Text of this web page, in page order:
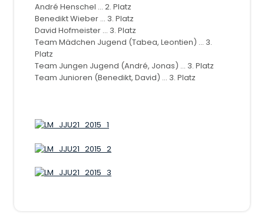
André Henschel ... 2. Platz
Benedikt Wieber ... 3. Platz
David Hofmeister ... 3. Platz
Team Mädchen Jugend (Tabea, Leontien) ... 3.
Platz
Team Jungen Jugend (André, Jonas) ... 3. Platz
Team Junioren (Benedikt, David) ... 3. Platz